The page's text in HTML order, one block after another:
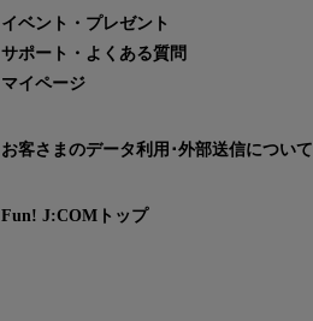
イベント・プレゼント
サポート・よくある質問
マイページ
お客さまのデータ利用･外部送信について
Fun! J:COMトップ